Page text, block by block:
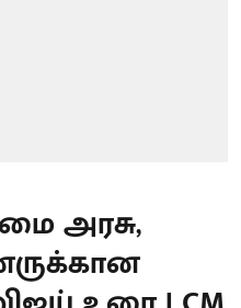
அரசு,